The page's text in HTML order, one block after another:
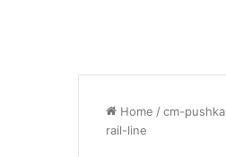
Home /cm-
rail-line